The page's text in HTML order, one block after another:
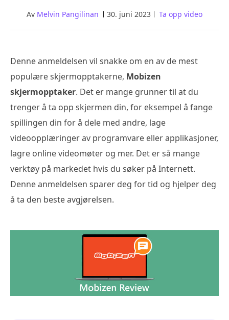
Av Melvin Pangilinan 30. juni 2023 Ta opp video
Denne anmeldelsen vil snakke om en av de mest
populære skjermopptakerne, Mobizen
skjermopptaker. Det er mange grunner til at du
trenger å ta opp skjermen din, for eksempel å fange
spillingen din for å dele med andre, lage
videoopplæringer av programvare eller applikasjoner,
lagre online videomøter og mer. Det er så mange
verktøy på markedet hvis du søker på Internett.
Denne anmeldelsen sparer deg for tid og hjelper deg
å ta den beste avgjørelsen.